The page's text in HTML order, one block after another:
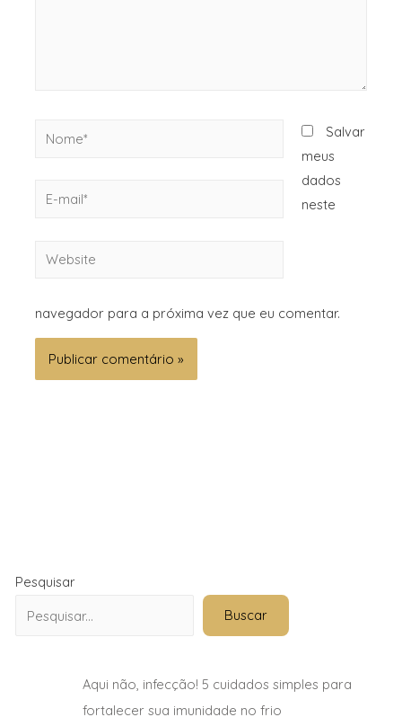
Salvar
meus
dados
neste
navegador para a próxima vez que eu comentar.
Pesquisar
Buscar
Aqui não, infecção! 5 cuidados simples para
fortalecer sua imunidade no frio